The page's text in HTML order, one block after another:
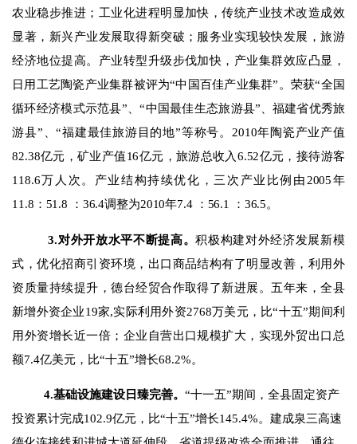
农业稳步推进；工业化进程明显加快，传统产业技术改造成效
显著，新兴产业发展取得新突破；服务业实现较快发展，旅游
经济地位提高。产业转型升级步伐加快，产业集群效应凸显，
日用工艺陶瓷产业集群被评为“中国百佳产业集群”。荣获“全国
循环经济模式示范县”、“中国最佳生态旅游县”、福建省优秀旅
游县”、“福建最佳旅游目的地”等称号。 2010年陶瓷产业产值
82.38亿元 ，矿业产值16亿元 ，旅游总收入6.52亿元，接待游客
118.6万人次。产业结构持续优化，三次产业比例由2005年
11.8 ： 51.8 ： 36.4调整为2010年7.4 ： 56.1 ： 36.5。
3.对外开放水平不断提高。积极构建对外经济发展新模
式，优化招商引资环境，出口商品结构有了明显改善，利用外
资质量持续提升，德台经贸合作取得了新进展。五年来，全县
新增外资企业19家,实际利用外资2768万美元， 比“十五”期间利
用外资增长近一倍 ； 企业自营出口规模扩大， 实现外贸出口总
额7.4亿美元，比“十五”增长68.2%。
4.基础设施建设日臻完善。“十一五”期间，全县固定资产
投资累计完成102.9亿元，比“十五”增长145.4%。建成泉三高速